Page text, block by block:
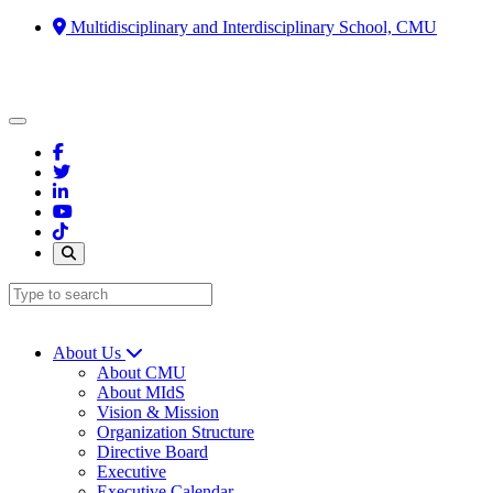
Multidisciplinary and Interdisciplinary School, CMU
About Us
About CMU
About MIdS
Vision & Mission
Organization Structure
Directive Board
Executive